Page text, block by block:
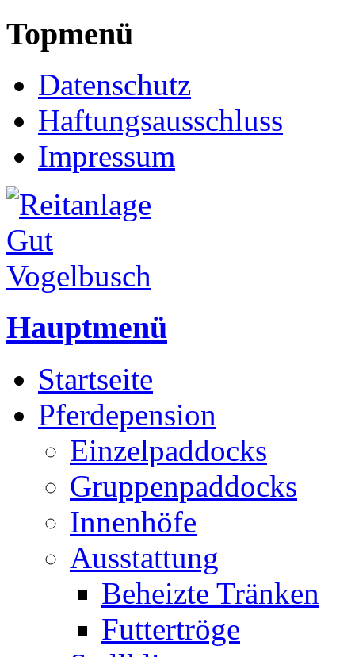
Topmenü
Datenschutz
Haftungsausschluss
Impressum
Hauptmenü
Startseite
Pferdepension
Einzelpaddocks
Gruppenpaddocks
Innenhöfe
Ausstattung
Beheizte Tränken
Futtertröge